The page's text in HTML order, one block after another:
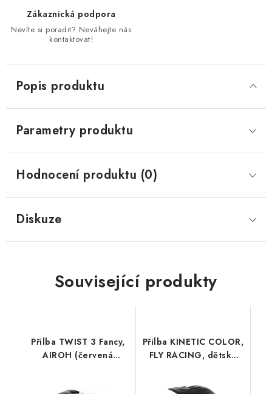
Zákaznická podpora
Nevíte si poradit? Neváhejte nás
kontaktovat!
Popis produktu
Parametry produktu
Hodnocení produktu (0)
Diskuze
Související produkty
Přilba TWIST 3 Fancy,
AIROH (červená
Přilba KINETIC COLOR,
FLY RACING, dětská